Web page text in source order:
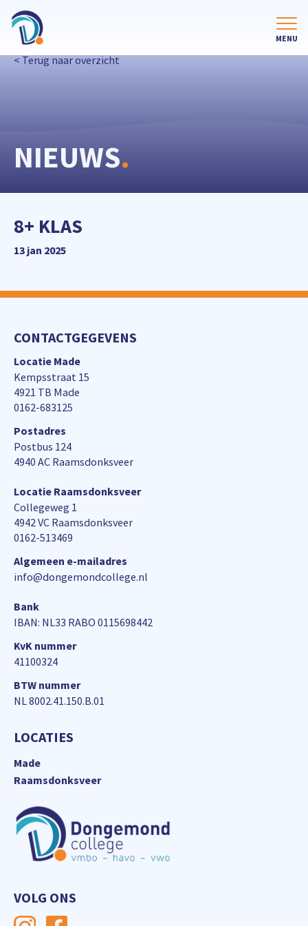
< Terug naar overzicht
NIEUWS.
8+ KLAS
13 jan 2025
CONTACTGEGEVENS
Locatie Made
Kempsstraat 15
4921 TB Made
0162-683125
Postadres
Postbus 124
4940 AC Raamsdonksveer
Locatie Raamsdonksveer
Collegeweg 1
4942 VC Raamsdonksveer
0162-513469
Algemeen e-mailadres
info@dongemondcollege.nl
Bank
IBAN: NL33 RABO 0115698442
KvK nummer
41100324
BTW nummer
NL 8002.41.150.B.01
LOCATIES
Made
Raamsdonksveer
VOLG ONS